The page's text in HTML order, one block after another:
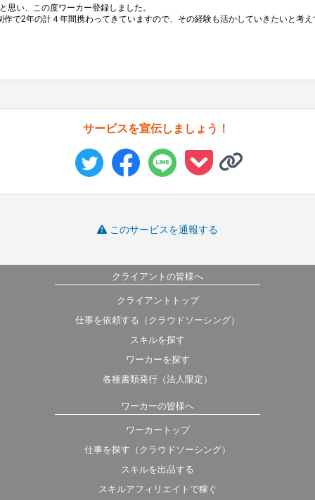
思い、この度ワーカー登録しました。
サービスを宣伝しましょう！
このサービスを通報する
クライアントの皆様へ
クライアントトップ
仕事を依頼する（クラウドソーシング）
スキルを探す
ワーカーを探す
各種書類発行（法人限定）
ワーカーの皆様へ
ワーカートップ
仕事を探す（クラウドソーシング）
スキルを出品する
スキルアフィリエイトで稼ぐ